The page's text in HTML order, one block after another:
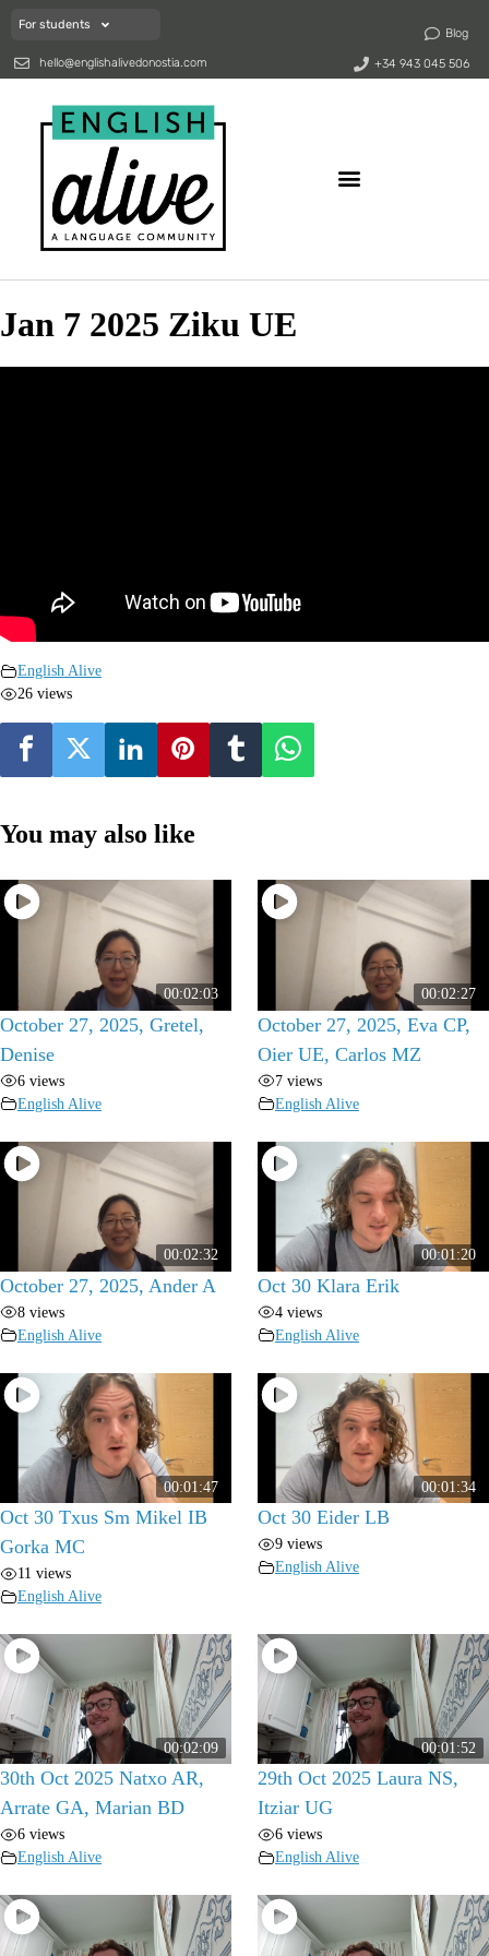
For students
Blog
hello@englishalivedonostia.com +34 943 045 506
Jan 7 2025 Ziku UE
English Alive
26 views
You may also like
00:02:03
October 27, 2025, Gretel,
Denise
6 views
English Alive
00:02:27
October 27, 2025, Eva CP,
Oier UE, Carlos MZ
7 views
English Alive
00:02:32
October 27, 2025, Ander A
8 views
English Alive
00:01:20
Oct 30 Klara Erik
4 views
English Alive
00:01:47
Oct 30 Txus Sm Mikel IB
Gorka MC
11 views
English Alive
00:01:34
Oct 30 Eider LB
9 views
English Alive
00:02:09
30th Oct 2025 Natxo AR,
Arrate GA, Marian BD
6 views
English Alive
00:01:52
29th Oct 2025 Laura NS,
Itziar UG
6 views
English Alive